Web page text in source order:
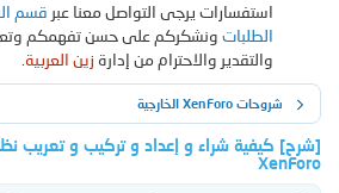
استفسارات يرجى التواصل معنا عبر قسم
الطلبات ونشكركم على حسن تفهمكم
والتقدير والاحترام من إدارة زين العربية
شروحات XenForo الخارجية
[شرح] كيفية شراء و إعداد و تركيب و تعريب
XenForo